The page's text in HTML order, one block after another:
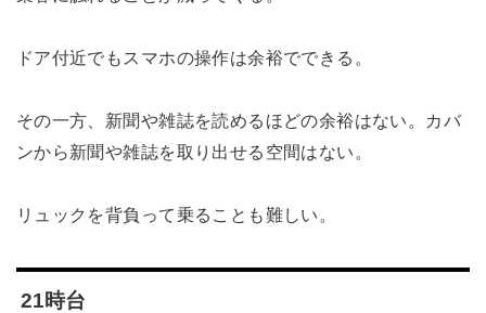
ドア付近でもスマホの操作は余裕でできる。
その一方、新聞や雑誌を読めるほどの余裕はない。カバ
ンから新聞や雑誌を取り出せる空間はない。
リュックを背負って乗ることも難しい。
21時台